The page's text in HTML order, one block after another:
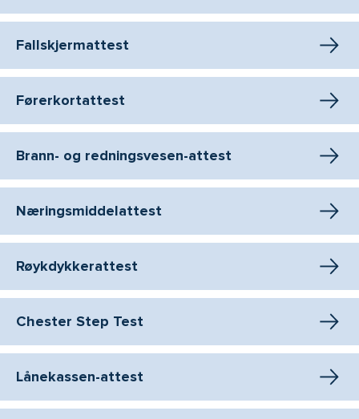
Fallskjermattest
Førerkortattest
Brann- og redningsvesen-attest
Næringsmiddelattest
Røykdykkerattest
Chester Step Test
Lånekassen-attest